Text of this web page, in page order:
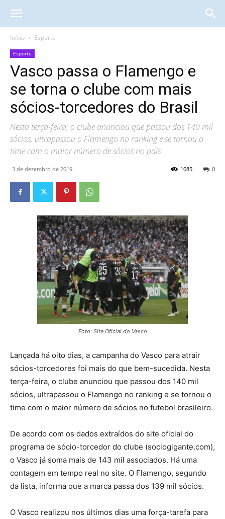
Início Esporte
Esporte
Vasco passa o Flamengo e
se torna o clube com mais
sócios-torcedores do Brasil
Nesta terça-feira, o clube anunciou que passou dos 140 mil
sócios, ultrapassou o Flamengo no ranking e se tornou o
time com o maior número de sócios no país
3 de dezembro de 2019 0
1085
Foto: Site Oficial do Vasco
Lançada há oito dias, a campanha do Vasco para atrair
sócios-torcedores foi mais do que bem-sucedida. Nesta
terça-feira, o clube anunciou que passou dos 140 mil
sócios, ultrapassou o Flamengo no ranking e se tornou o
time com o maior número de sócios no futebol brasileiro.
De acordo com os dados extraídos do site oficial do
programa de sócio-torcedor do clube (sociogigante.com),
o Vasco já soma mais de 143 mil associados. Há uma
contagem em tempo real no site. O Flamengo, segundo
da lista, informa que a marca passa dos 139 mil sócios.
O Vasco realizou nos últimos dias uma força-tarefa para